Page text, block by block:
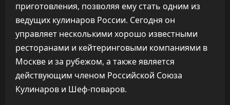
приготовления, позволяя ему стать одним из
ведущих кулинаров России. Сегодня он
управляет несколькими хорошо известными
ресторанами и кейтеринговыми компаниями в
Москве и за рубежом, а также является
действующим членом Российской Союза
Кулинаров и Шеф-поваров.